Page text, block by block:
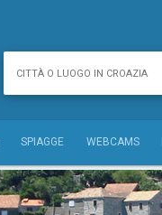
SPIAGGE WEBCAMS